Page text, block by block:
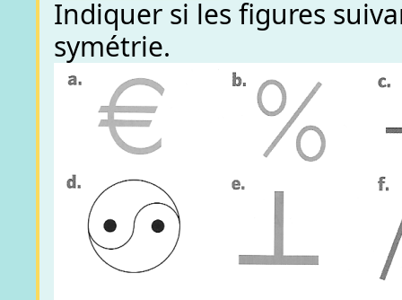
Indiquer si les figures
symétrie.